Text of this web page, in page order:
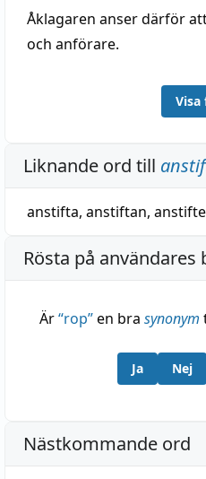
Åklagaren anser därför
och anförare.
Visa
Liknande ord till
anstifta, anstiftan,
Rösta på användares
Är“rop”en bra synonym
Ja Nej
Nästkommande ord